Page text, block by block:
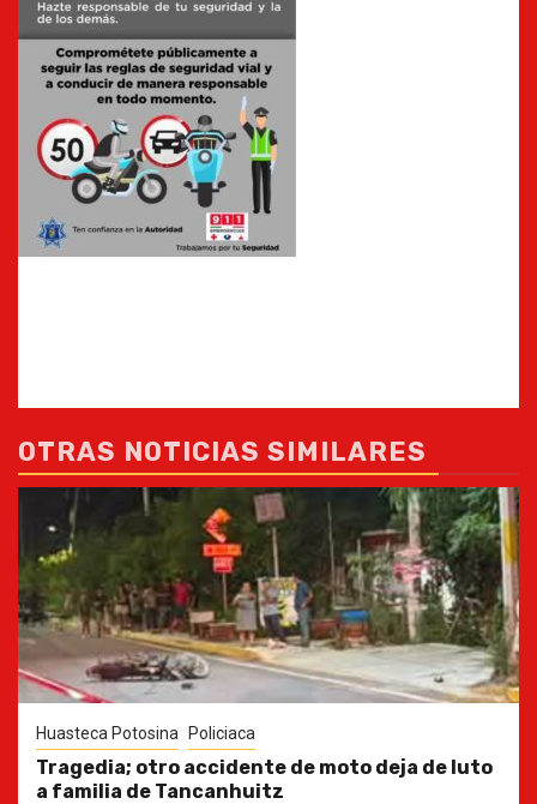
OTRAS NOTICIAS SIMILARES
Huasteca Potosina Policiaca
Tragedia; otro accidente de moto deja de luto
a familia de Tancanhuitz